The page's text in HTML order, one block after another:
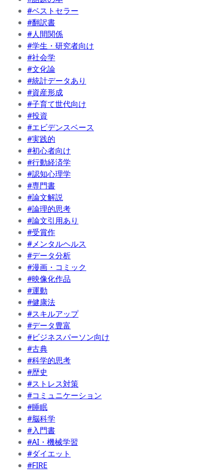
#ベストセラー
#翻訳書
#人間関係
#学生・研究者向け
#社会学
#文化論
#統計データあり
#資産形成
#子育て世代向け
#投資
#エビデンスベース
#実践的
#初心者向け
#行動経済学
#認知心理学
#専門書
#論文解説
#論理的思考
#論文引用あり
#受賞作
#メンタルヘルス
#データ分析
#漫画・コミック
#映像化作品
#運動
#健康法
#スキルアップ
#データ豊富
#ビジネスパーソン向け
#古典
#科学的思考
#歴史
#ストレス対策
#コミュニケーション
#睡眠
#脳科学
#入門書
#AI・機械学習
#ダイエット
#FIRE